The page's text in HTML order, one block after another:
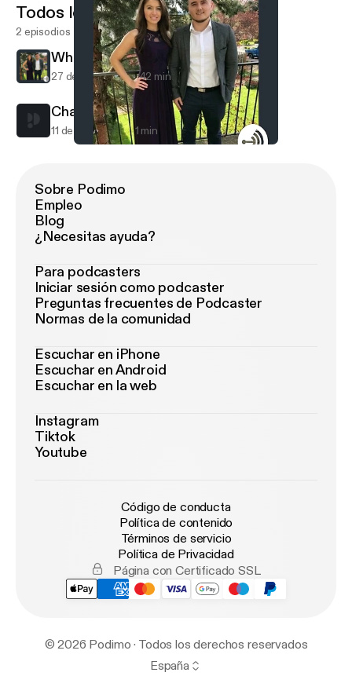
Todos los episodios
2 episodios
White
27 de jul de 2017 42 min
Champ on trading 1st pick
11 de jul de 2017 1 min
Sobre Podimo
Empleo
Blog
¿Necesitas ayuda?
Para podcasters
Iniciar sesión como podcaster
Preguntas frecuentes de Podcaster
Normas de la comunidad
Escuchar en iPhone
Escuchar en Android
Escuchar en la web
Instagram
Tiktok
Youtube
Código de conducta
Política de contenido
Términos de servicio
Política de Privacidad
Página con Certificado SSL
© 2026 Podimo · Todos los derechos reservados
España